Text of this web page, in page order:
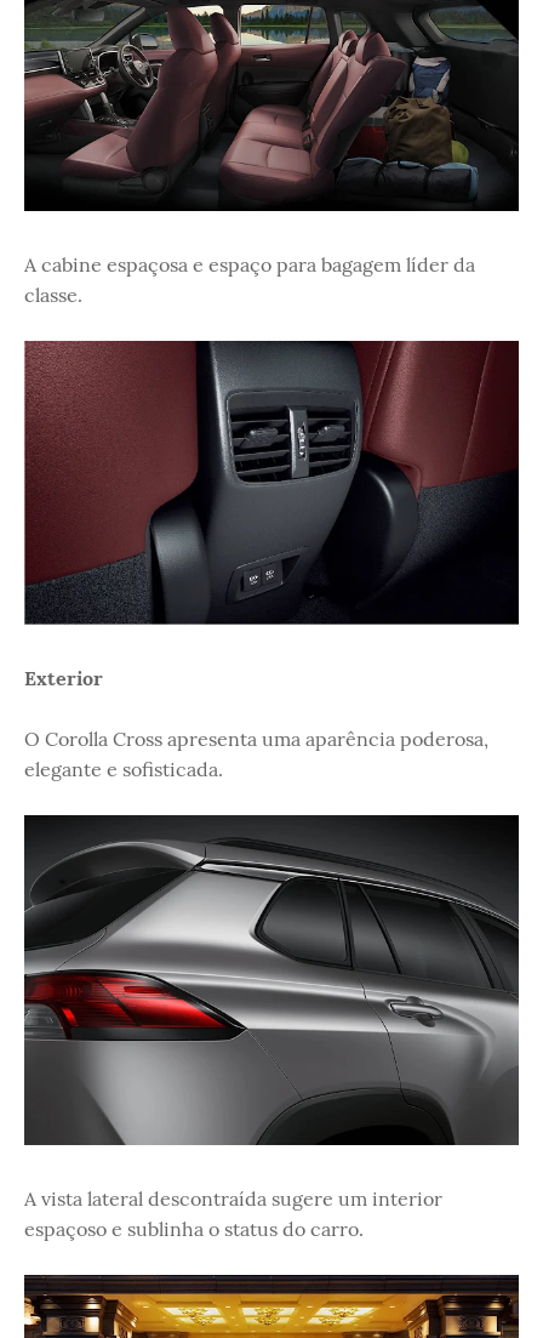
A cabine espaçosa e espaço para bagagem líder da
classe.
Exterior
O Corolla Cross apresenta uma aparência poderosa,
elegante e sofisticada.
A vista lateral descontraída sugere um interior
espaçoso e sublinha o status do carro.